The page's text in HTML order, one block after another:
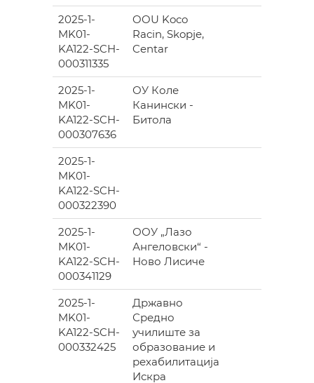
2025-1-
MK01-
KA122-SCH-
000311335
OOU Koco
Racin, Skopje,
Centar
2025-1-
MK01-
KA122-SCH-
000307636
ОУ Коле
Канински -
Битола
2025-1-
MK01-
KA122-SCH-
000322390
2025-1-
MK01-
KA122-SCH-
000341129
ООУ „Лазо
Ангеловски“ -
Ново Лисиче
2025-1-
MK01-
KA122-SCH-
000332425
Државно
Средно
училиште за
образование и
рехабилитација
Искра